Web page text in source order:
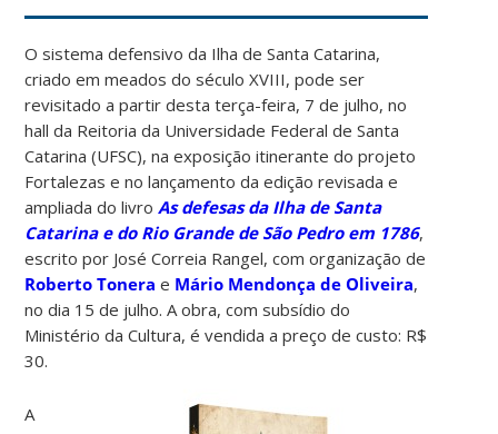
O sistema defensivo da Ilha de Santa Catarina,
criado em meados do século XVIII, pode ser
revisitado a partir desta terça-feira, 7 de julho, no
hall da Reitoria da Universidade Federal de Santa
Catarina (UFSC), na exposição itinerante do projeto
Fortalezas e no lançamento da edição revisada e
ampliada do livroAs defesas da Ilha de Santa
Catarina e do Rio Grande de São Pedro em 1786,
escrito por José Correia Rangel, com organização de
Roberto Tonera e Mário Mendonça de Oliveira,
no dia 15 de julho. A obra, com subsídio do
Ministério da Cultura, é vendida a preço de custo: R$
30.
A